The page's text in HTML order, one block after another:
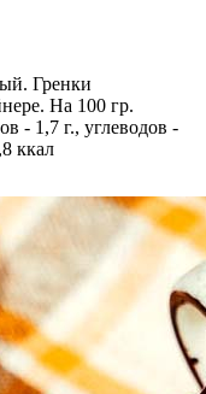
Гренки
На 100 гр.
- 1,7 г., углеводов -
ккал